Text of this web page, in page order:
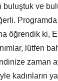
buluştuk ve
öğrendik ki,
lütfen
zaman
kadınların